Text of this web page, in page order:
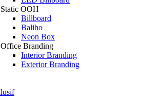
Static OOH
Billboard
Baliho
Neon Box
Office Branding
Interior Branding
Exterior Branding